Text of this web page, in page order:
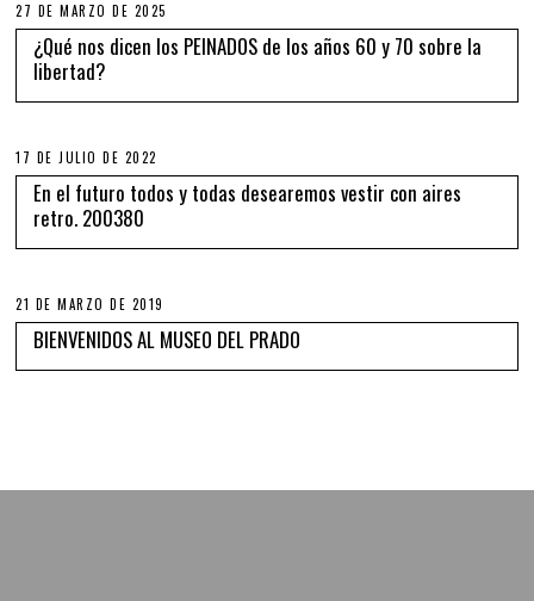
27 DE MARZO DE 2025
¿Qué nos dicen los PEINADOS de los años 60 y 70 sobre la
libertad?
17 DE JULIO DE 2022
En el futuro todos y todas desearemos vestir con aires
retro. 200380
21 DE MARZO DE 2019
BIENVENIDOS AL MUSEO DEL PRADO